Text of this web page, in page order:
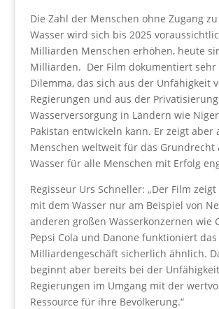
Die Zahl der Menschen ohne Zugang
Wasser wird sich bis 2025
Milliarden Menschen erhöhen, heute
Milliarden. Der Film dokumentiert sehr
Dilemma, das sich aus der Unfähigkeit
Regierungen und aus der
Wasserversorgung in Ländern wie
Pakistan entwickeln kann. Er zeigt aber
Menschen weltweit für das Grundrecht
Wasser für alle Menschen mit Erfolg
Regisseur Urs Schneller: „Der Film
mit dem Wasser nur am Beispiel von
anderen großen Wasserkonzernen wie
Pepsi Cola und Danone funktioniert das
Milliardengeschäft sicherlich ähnlich.
beginnt aber bereits bei der
Regierungen im Umgang mit der
Ressource für ihre Bevölkerung.“